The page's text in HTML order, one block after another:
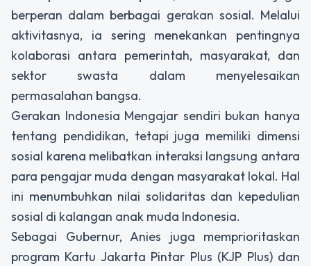
berperan dalam berbagai gerakan sosial. Melalui
aktivitasnya, ia sering menekankan pentingnya
kolaborasi antara pemerintah, masyarakat, dan
sektor swasta dalam menyelesaikan
permasalahan bangsa.
Gerakan Indonesia Mengajar sendiri bukan hanya
tentang pendidikan, tetapi juga memiliki dimensi
sosial karena melibatkan interaksi langsung antara
para pengajar muda dengan masyarakat lokal. Hal
ini menumbuhkan nilai solidaritas dan kepedulian
sosial di kalangan anak muda Indonesia.
Sebagai Gubernur, Anies juga memprioritaskan
program Kartu Jakarta Pintar Plus (KJP Plus) dan